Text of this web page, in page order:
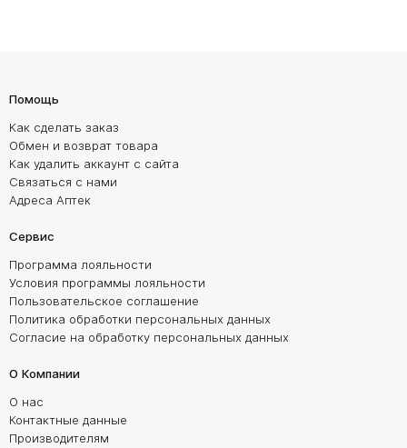
Помощь
Как сделать заказ
Обмен и возврат товара
Как удалить аккаунт с сайта
Связаться с нами
Адреса Аптек
Сервис
Программа лояльности
Условия программы лояльности
Пользовательское соглашение
Политика обработки персональных данных
Согласие на обработку персональных данных
О Компании
О нас
Контактные данные
Производителям